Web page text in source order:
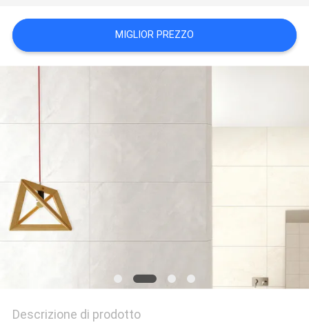
POLITICA
SULLA
PRIVACY
MIGLIOR PREZZO
Descrizione di prodotto